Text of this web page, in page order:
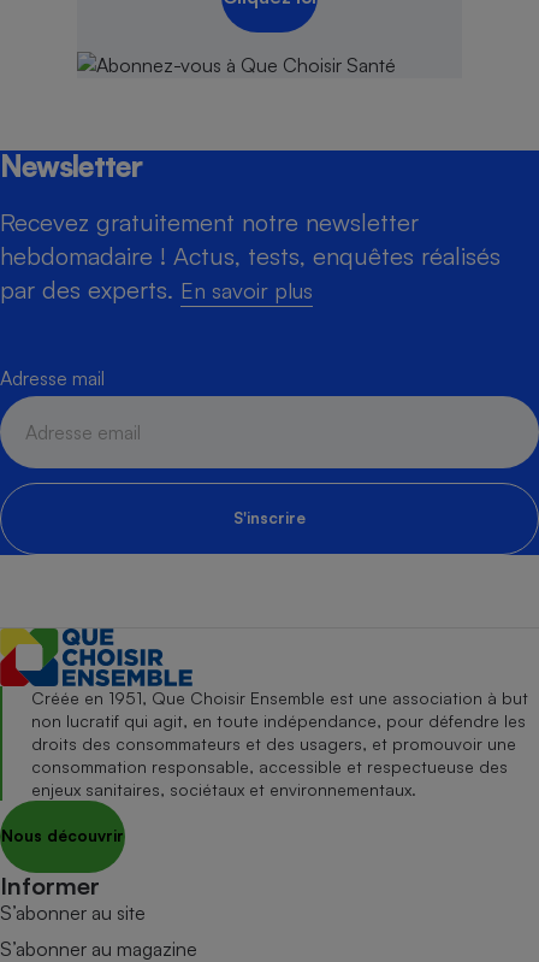
Newsletter
Recevez gratuitement notre newsletter
hebdomadaire ! Actus, tests, enquêtes réalisés
par des experts. En savoir plus
Adresse mail
S'inscrire
Créée en 1951, Que Choisir Ensemble est une association à but
non lucratif qui agit, en toute indépendance, pour défendre les
droits des consommateurs et des usagers, et promouvoir une
consommation responsable, accessible et respectueuse des
enjeux sanitaires, sociétaux et environnementaux.
Nous découvrir
Informer
S’abonner au site
S’abonner au magazine